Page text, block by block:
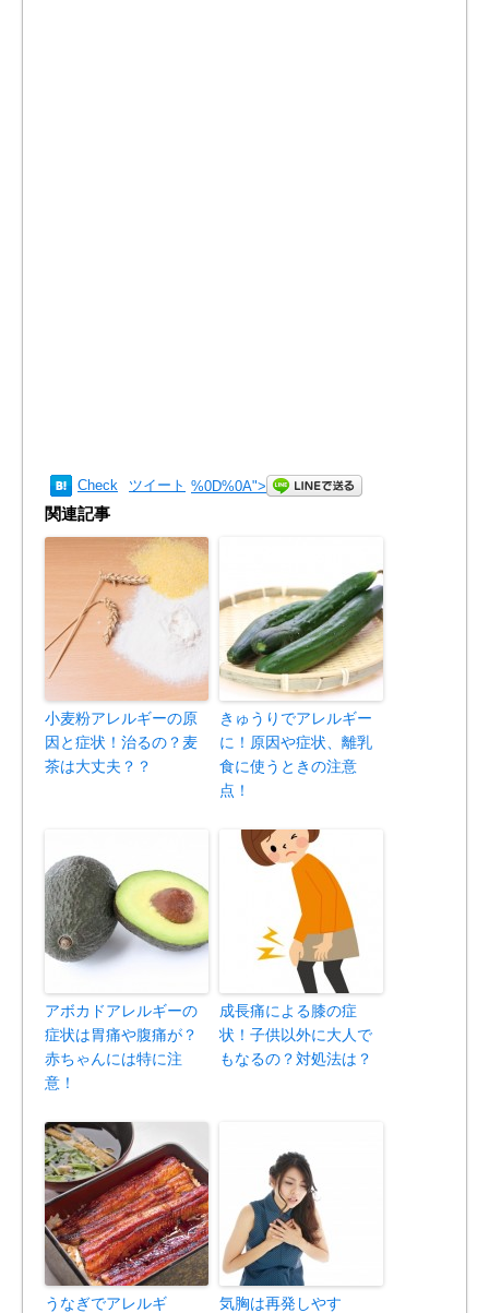
Check ツイート %0D%0A">
関連記事
小麦粉アレルギーの原
因と症状！治るの？麦
茶は大丈夫？？
きゅうりでアレルギー
に！原因や症状、離乳
食に使うときの注意
点！
アボカドアレルギーの
症状は胃痛や腹痛が？
赤ちゃんには特に注
意！
成長痛による膝の症
状！子供以外に大人で
もなるの？対処法は？
うなぎでアレルギ
気胸は再発しやす